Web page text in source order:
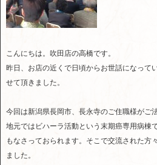
こんにちは。吹田店の高橋です。
昨日、お店の近くで日頃からお世話になって
せて頂きました。
今回は新潟県長岡市、長永寺のご住職様がご
地元ではビハーラ活動という末期癌専用病棟
もなさっておられます。そこで交流された方
ました。